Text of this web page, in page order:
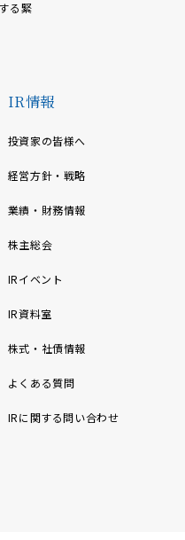
る緊
IR情報
投資家の皆様へ
経営方針・戦略
業績・財務情報
株主総会
IRイベント
IR資料室
株式・社債情報
よくある質問
IRに関する問い合わせ